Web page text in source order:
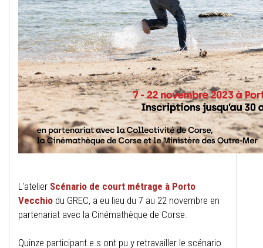
L'atelier Scénario de court métrage à Porto
Vecchio du GREC, a eu lieu du 7 au 22 novembre en
partenariat avec la Cinémathèque de Corse.
Quinze participant.e.s ont pu y retravailler le scénario